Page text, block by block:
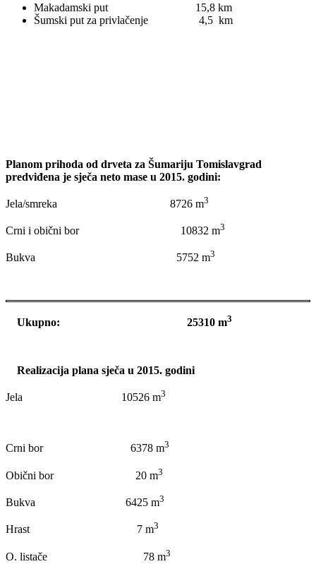
Makadamski put 15,8 km
Šumski put za privlačenje 4,5 km
Planom prihoda od drveta za Šumariju Tomislavgrad
predviđena je sječa neto mase u 2015. godini:
Jela/smreka 8726 m3
Crni i obični bor 10832 m3
Bukva 5752 m3
Ukupno: 25310 m3
Realizacija plana sječa u 2015. godini
Jela 10526 m3
Crni bor 6378 m3
Obični bor 20 m3
Bukva 6425 m3
Hrast 7 m3
O. listače 78 m3